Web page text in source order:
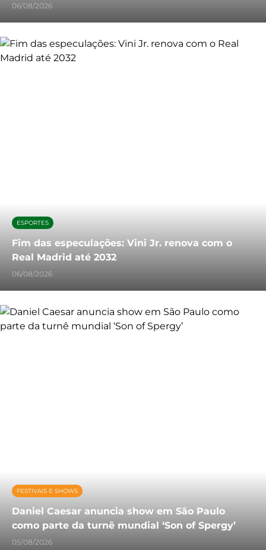
06/08/2026
ESPORTES
Fim das especulações: Vini Jr. renova com o
Real Madrid até 2032
06/08/2026
FESTIVAIS E SHOWS
Daniel Caesar anuncia show em São Paulo
como parte da turnê mundial ‘Son of Spergy’
05/08/2026